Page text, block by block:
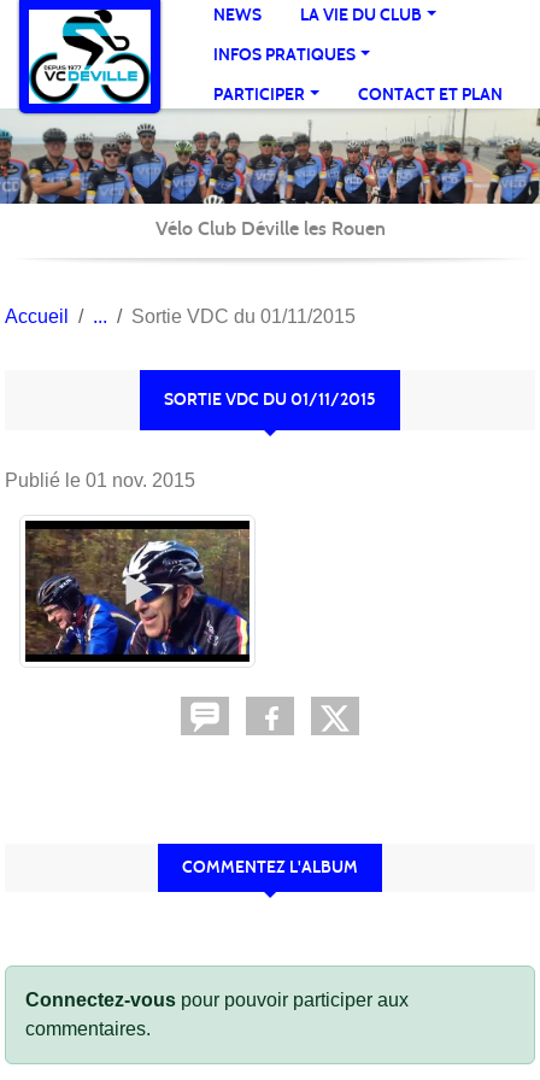
NEWS
LA VIE DU CLUB
INFOS PRATIQUES
PARTICIPER
CONTACT ET PLAN
Vélo Club Déville les Rouen
Accueil Sortie VDC du 01/11/2015
SORTIE VDC DU 01/11/2015
Publié le 01 nov. 2015
COMMENTEZ L'ALBUM
Connectez-vous pour pouvoir participer aux
commentaires.
Panneau de gestion des cookies